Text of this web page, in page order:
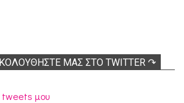
ΜΑΣ ΣΤΟ TWITTER ↷
μου